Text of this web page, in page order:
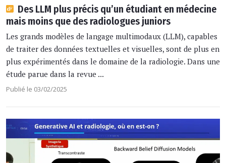
Des LLM plus précis qu’un étudiant en médecine
mais moins que des radiologues juniors
Les grands modèles de langage multimodaux (LLM), capables
de traiter des données textuelles et visuelles, sont de plus en
plus expérimentés dans le domaine de la radiologie. Dans une
étude parue dans la revue ...
Publié le 03/02/2025